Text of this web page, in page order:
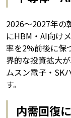
2026〜2027年の
にHBM・AI向け
率を2%前後に保
界的な投資拡大
ムスン電子・SK
す。
内需回復